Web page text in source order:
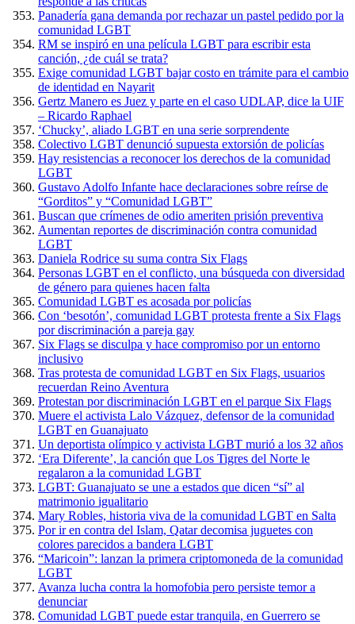
Panadería gana demanda por rechazar un pastel pedido por la
comunidad LGBT
RM se inspiró en una película LGBT para escribir esta
canción, ¿de cuál se trata?
Exige comunidad LGBT bajar costo en trámite para el cambio
de identidad en Nayarit
Gertz Manero es Juez y parte en el caso UDLAP, dice la UIF
– Ricardo Raphael
‘Chucky’, aliado LGBT en una serie sorprendente
Colectivo LGBT denunció supuesta extorsión de policías
Hay resistencias a reconocer los derechos de la comunidad
LGBT
Gustavo Adolfo Infante hace declaraciones sobre reírse de
“Gorditos” y “Comunidad LGBT”
Buscan que crímenes de odio ameriten prisión preventiva
Aumentan reportes de discriminación contra comunidad
LGBT
Daniela Rodrice su suma contra Six Flags
Personas LGBT en el conflicto, una búsqueda con diversidad
de género para quienes hacen falta
Comunidad LGBT es acosada por policías
Con ‘besotón’, comunidad LGBT protesta frente a Six Flags
por discriminación a pareja gay
Six Flags se disculpa y hace compromiso por un entorno
inclusivo
Tras protesta de comunidad LGBT en Six Flags, usuarios
recuerdan Reino Aventura
Protestan por discriminación LGBT en el parque Six Flags
Muere el activista Lalo Vázquez, defensor de la comunidad
LGBT en Guanajuato
Un deportista olímpico y activista LGBT murió a los 32 años
‘Era Diferente’, la canción que Los Tigres del Norte le
regalaron a la comunidad LGBT
LGBT: Guanajuato se une a estados que dicen “sí” al
matrimonio igualitario
Mary Robles, historia viva de la comunidad LGBT en Salta
Por ir en contra del Islam, Qatar decomisa juguetes con
colores parecidos a bandera LGBT
“Maricoin”: lanzan la primera criptomoneda de la comunidad
LGBT
Avanza lucha contra la homofobia pero persiste temor a
denunciar
Comunidad LGBT puede estar tranquila, en Guerrero se